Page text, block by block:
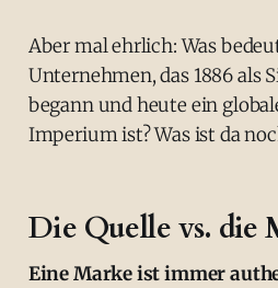
Aber mal ehrlich: Was
Unternehmen, das 1886 als
begann und heute ein
Imperium ist? Was ist da
Die Quelle vs. die
Eine Marke ist immer